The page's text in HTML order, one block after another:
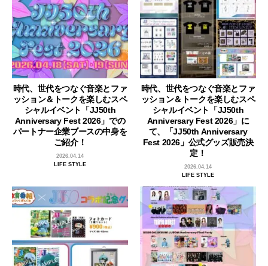
時代、世代をつなぐ音楽とファ
ッション＆トークを楽しむスペ
シャルイベント「JJ50th
Anniversary Fest 2026」での
パートナー企業ブースの中身を
ご紹介！
2026.04.14
LIFE STYLE
時代、世代をつなぐ音楽とファ
ッション＆トークを楽しむスペ
シャルイベント「JJ50th
Anniversary Fest 2026」に
て、「JJ50th Anniversary
Fest 2026」公式グッズ販売決
定！
2026.04.14
LIFE STYLE